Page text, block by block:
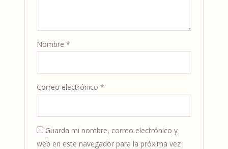
Nombre*
Correo electrónico*
Guarda mi nombre, correo electrónico y
web en este navegador para la próxima vez